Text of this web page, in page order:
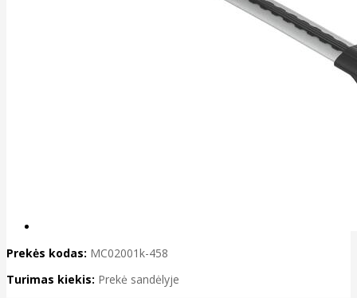
Prekės kodas: MC02001k-458
Turimas kiekis: Prekė sandėlyje